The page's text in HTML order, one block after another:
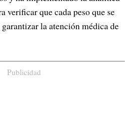
verificar que cada peso que se
la atención médica de
Publicidad